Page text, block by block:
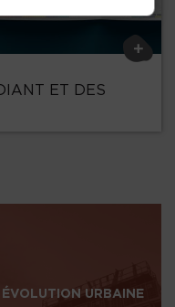
+
ET DES
ÉVOLUTION URBAINE